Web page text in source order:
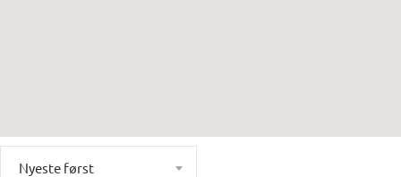
Nyeste først